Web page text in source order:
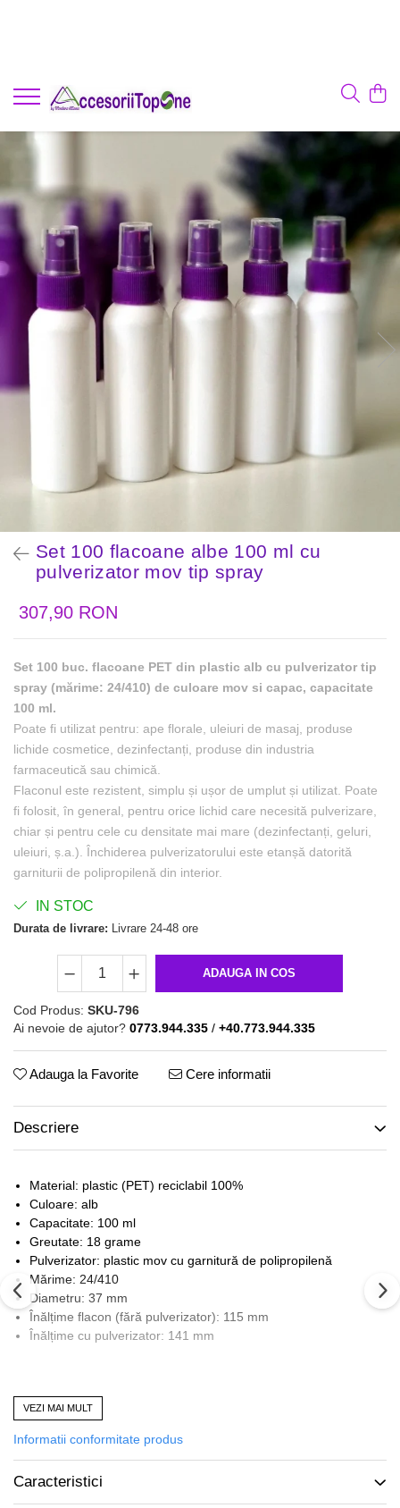
Set 100 flacoane albe 100 ml cu
pulverizator mov tip spray
307,90 RON
Set 100 buc. flacoane PET din plastic alb cu pulverizator tip
spray (mărime: 24/410) de culoare mov si capac, capacitate
100 ml.
Poate fi utilizat pentru: ape florale, uleiuri de masaj, produse
lichide cosmetice, dezinfectanți, produse din industria
farmaceutică sau chimică.
Flaconul este rezistent, simplu și ușor de umplut și utilizat. Poate
fi folosit, în general, pentru orice lichid care necesită pulverizare,
chiar și pentru cele cu densitate mai mare (dezinfectanți, geluri,
uleiuri, ș.a.). Închiderea pulverizatorului este etanșă datorită
garniturii de polipropilenă din interior.
IN STOC
Durata de livrare: Livrare 24-48 ore
ADAUGA IN COS
Cod Produs: SKU-796
Ai nevoie de ajutor? 0773.944.335 / +40.773.944.335
Adauga la Favorite Cere informatii
Descriere
Material: plastic (PET) reciclabil 100%
Culoare: alb
Capacitate: 100 ml
Greutate: 18 grame
Pulverizator: plastic mov cu garnitură de polipropilenă
Mărime: 24/410
Diametru: 37 mm
Înălțime flacon (fără pulverizator): 115 mm
Înălțime cu pulverizator: 141 mm
Produs vândut de
Calitate și garanție
Mai multe informații:0773.944.335 / office@accesoriitopone.ro
Prețurile conțin T.V.A.
VEZI MAI MULT
Informatii conformitate produs
Caracteristici